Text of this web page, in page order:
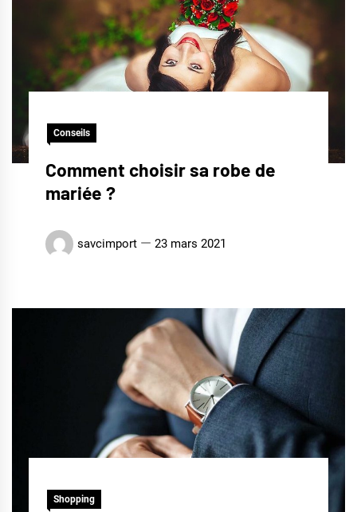
Conseils
Comment choisir sa robe de
mariée ?
savcimport 23 mars 2021
Shopping